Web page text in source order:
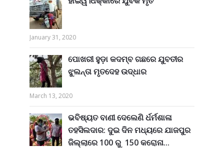
January 31, 2020
ପୋଖରୀ ହୁଡ଼ା କଦମ୍ବ ଗଛରେ ଯୁବତୀର
ଝୁଲନ୍ତା ମୃତଦେହ ଉଦ୍ଧାର
March 13, 2020
ଭବିଷ୍ୟତ ବାଣୀ ଦେଲେଣି ର୍ଧର୍ମଶାଳା
ତହସିଲଦାର: ଦୁଇ ଦିନ ମଧ୍ୟରେ ଯାଜପୁର
ଜିଲ୍ଲାରେ 100 ରୁ 150 କରୋନା...